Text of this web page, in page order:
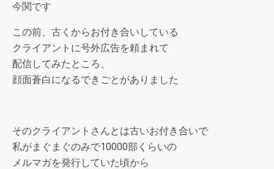
今関です
この前、古くからお付き合いしている
クライアントに号外広告を頼まれて
配信してみたところ、
顔面蒼白になるできごとがありました
そのクライアントさんとは古いお付き合いで
私がまぐまぐのみで10000部くらいの
メルマガを発行していた頃から